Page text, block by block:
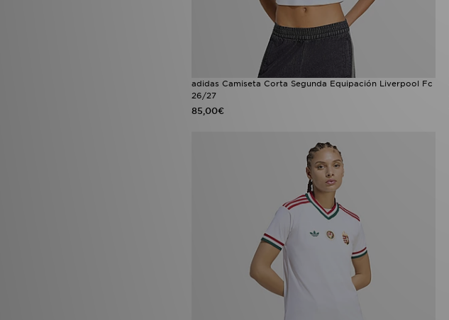
adidas Camiseta Corta Segunda Equipación Liverpool Fc
26/27
85,00€